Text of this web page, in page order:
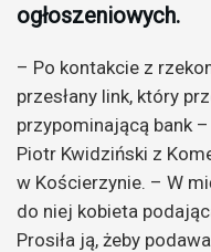
ogłoszeniowych.
– Po kontakcie z
przesłany link, który
przypominającą bank
Piotr Kwidziński z
w Kościerzynie. – W
do niej kobieta
Prosiła ją, żeby